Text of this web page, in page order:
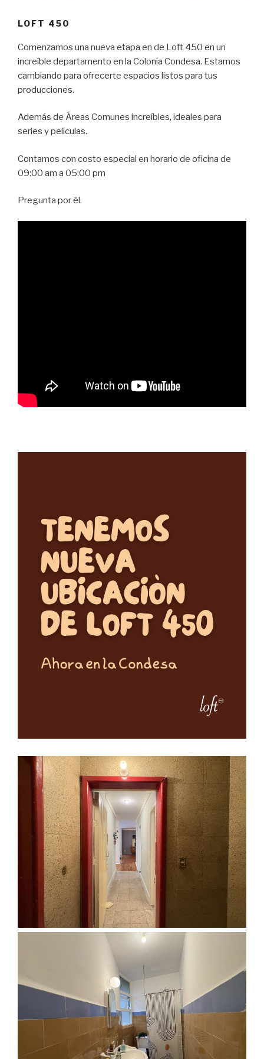
LOFT 450
Comenzamos una nueva etapa en de Loft 450 en un
increíble departamento en la Colonia Condesa. Estamos
cambiando para ofrecerte espacios listos para tus
producciones.
Además de Áreas Comunes increíbles, ideales para
series y películas.
Contamos con costo especial en horario de oficina de
09:00 am a 05:00 pm
Pregunta por él.